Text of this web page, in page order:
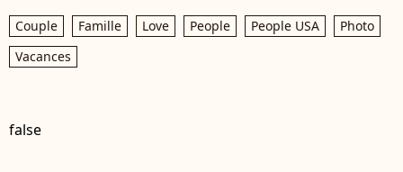
Couple Famille Love People People USA
Photo
Vacances
false